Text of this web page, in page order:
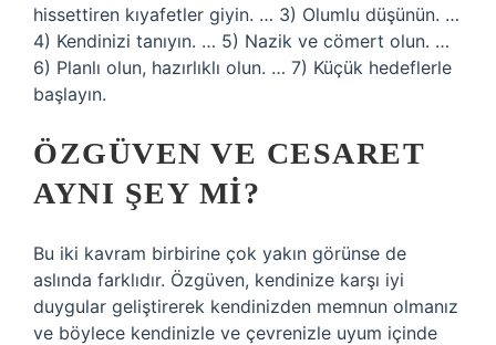
hissettiren kıyafetler giyin. … 3) Olumlu düşünün. …
4) Kendinizi tanıyın. … 5) Nazik ve cömert olun. …
6) Planlı olun, hazırlıklı olun. … 7) Küçük hedeflerle
başlayın.
ÖZGÜVEN VE CESARET
AYNI ŞEY MI?
Bu iki kavram birbirine çok yakın görünse de
aslında farklıdır. Özgüven, kendinize karşı iyi
duygular geliştirerek kendinizden memnun olmanız
ve böylece kendinizle ve çevrenizle uyum içinde